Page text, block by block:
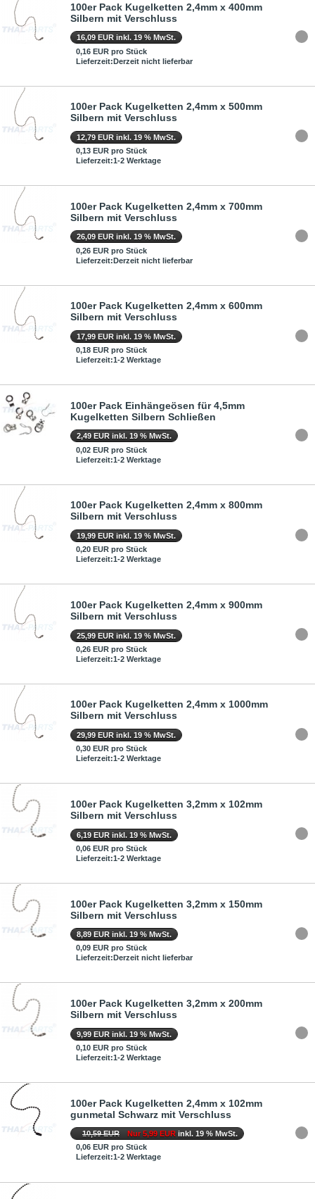
100er Pack Kugelketten 2,4mm x 400mm
Silbern mit Verschluss
16,09 EUR inkl. 19 % MwSt.
0,16 EUR pro Stück
Lieferzeit:Derzeit nicht lieferbar
100er Pack Kugelketten 2,4mm x 500mm
Silbern mit Verschluss
12,79 EUR inkl. 19 % MwSt.
0,13 EUR pro Stück
Lieferzeit:1-2 Werktage
100er Pack Kugelketten 2,4mm x 700mm
Silbern mit Verschluss
26,09 EUR inkl. 19 % MwSt.
0,26 EUR pro Stück
Lieferzeit:Derzeit nicht lieferbar
100er Pack Kugelketten 2,4mm x 600mm
Silbern mit Verschluss
17,99 EUR inkl. 19 % MwSt.
0,18 EUR pro Stück
Lieferzeit:1-2 Werktage
100er Pack Einhängeösen für 4,5mm
Kugelketten Silbern Schließen
2,49 EUR inkl. 19 % MwSt.
0,02 EUR pro Stück
Lieferzeit:1-2 Werktage
100er Pack Kugelketten 2,4mm x 800mm
Silbern mit Verschluss
19,99 EUR inkl. 19 % MwSt.
0,20 EUR pro Stück
Lieferzeit:1-2 Werktage
100er Pack Kugelketten 2,4mm x 900mm
Silbern mit Verschluss
25,99 EUR inkl. 19 % MwSt.
0,26 EUR pro Stück
Lieferzeit:1-2 Werktage
100er Pack Kugelketten 2,4mm x 1000mm
Silbern mit Verschluss
29,99 EUR inkl. 19 % MwSt.
0,30 EUR pro Stück
Lieferzeit:1-2 Werktage
100er Pack Kugelketten 3,2mm x 102mm
Silbern mit Verschluss
6,19 EUR inkl. 19 % MwSt.
0,06 EUR pro Stück
Lieferzeit:1-2 Werktage
100er Pack Kugelketten 3,2mm x 150mm
Silbern mit Verschluss
8,89 EUR inkl. 19 % MwSt.
0,09 EUR pro Stück
Lieferzeit:Derzeit nicht lieferbar
100er Pack Kugelketten 3,2mm x 200mm
Silbern mit Verschluss
9,99 EUR inkl. 19 % MwSt.
0,10 EUR pro Stück
Lieferzeit:1-2 Werktage
100er Pack Kugelketten 2,4mm x 102mm
gunmetal Schwarz mit Verschluss
10,59 EUR Nur 5,99 EUR inkl. 19 % MwSt.
0,06 EUR pro Stück
Lieferzeit:1-2 Werktage